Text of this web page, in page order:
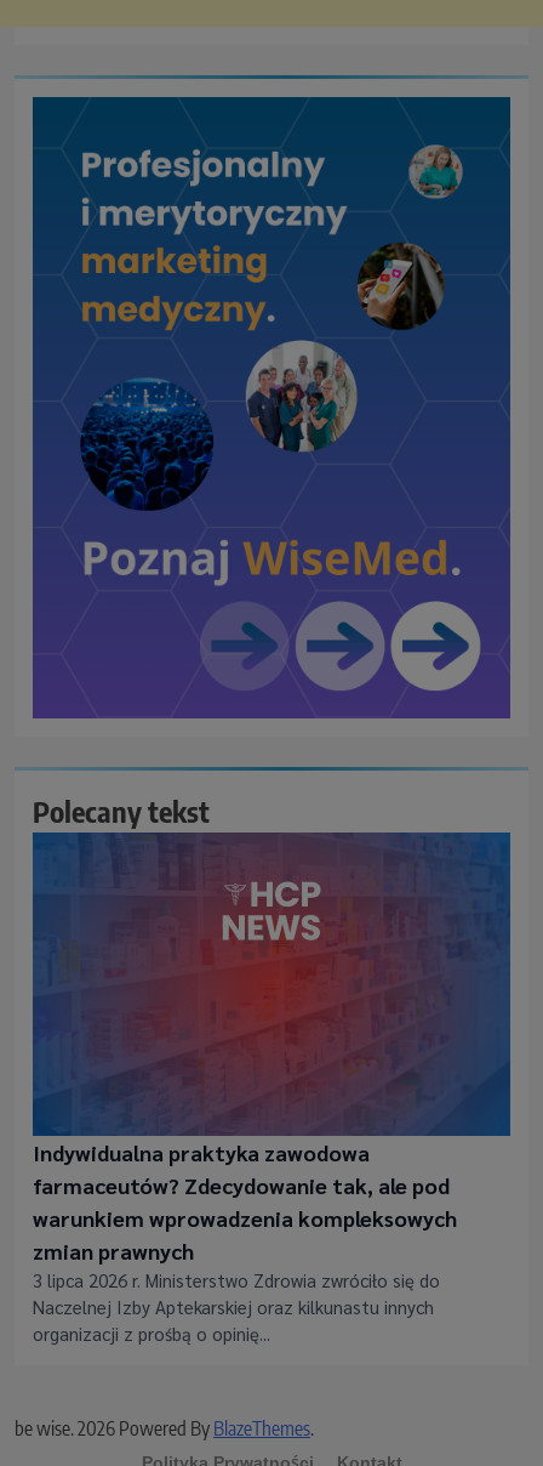
Polecany tekst
Indywidualna praktyka zawodowa
farmaceutów? Zdecydowanie tak, ale pod
warunkiem wprowadzenia kompleksowych
zmian prawnych
3 lipca 2026 r. Ministerstwo Zdrowia zwróciło się do
Naczelnej Izby Aptekarskiej oraz kilkunastu innych
organizacji z prośbą o opinię...
be wise. 2026 Powered By BlazeThemes.